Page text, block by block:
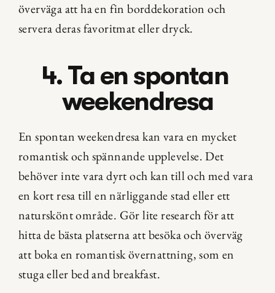
överväga att ha en fin borddekoration och
servera deras favoritmat eller dryck.
4. Ta en spontan
weekendresa
En spontan weekendresa kan vara en mycket
romantisk och spännande upplevelse. Det
behöver inte vara dyrt och kan till och med vara
en kort resa till en närliggande stad eller ett
naturskönt område. Gör lite research för att
hitta de bästa platserna att besöka och överväg
att boka en romantisk övernattning, som en
stuga eller bed and breakfast.